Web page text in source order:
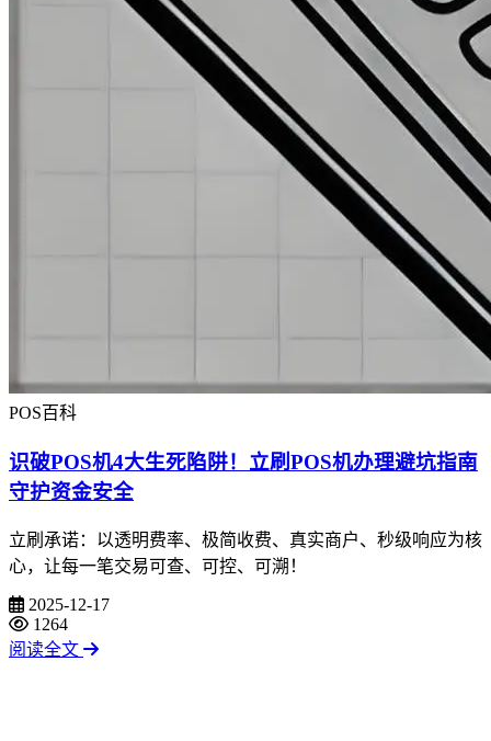
POS百科
识破POS机4大生死陷阱！立刷POS机办理避坑指南
守护资金安全
立刷承诺：以透明费率、极简收费、真实商户、秒级响应为核
心，让每一笔交易可查、可控、可溯！
2025-12-17
1264
阅读全文